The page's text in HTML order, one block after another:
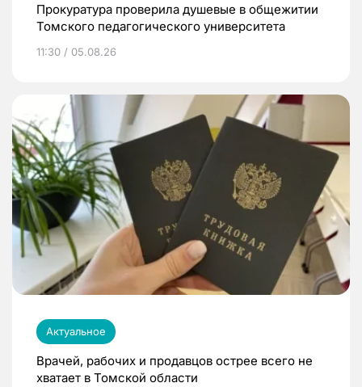
Прокуратура проверила душевые в общежитии
Томского педагогического университета
11:30 / 05.08.26
Актуальное
Врачей, рабочих и продавцов острее всего не
хватает в Томской области